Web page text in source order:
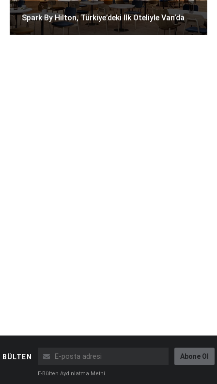
Spark By Hilton, Türkiye’deki Ilk Oteliyle Van’da
BÜLTEN Abone Ol
E-Bülten Aydınlatma Metni